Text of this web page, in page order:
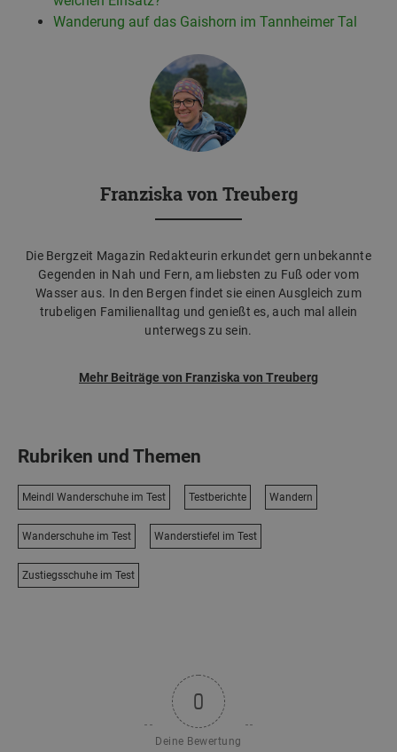
Wanderung auf das Gaishorn im Tannheimer Tal
Franziska von Treuberg
Die Bergzeit Magazin Redakteurin erkundet gern unbekannte
Gegenden in Nah und Fern, am liebsten zu Fuß oder vom
Wasser aus. In den Bergen findet sie einen Ausgleich zum
trubeligen Familienalltag und genießt es, auch mal allein
unterwegs zu sein.
Mehr Beiträge von Franziska von Treuberg
Rubriken und Themen
Meindl Wanderschuhe im Test Testberichte Wandern
Wanderschuhe im Test Wanderstiefel im Test
Zustiegsschuhe im Test
0
Deine Bewertung